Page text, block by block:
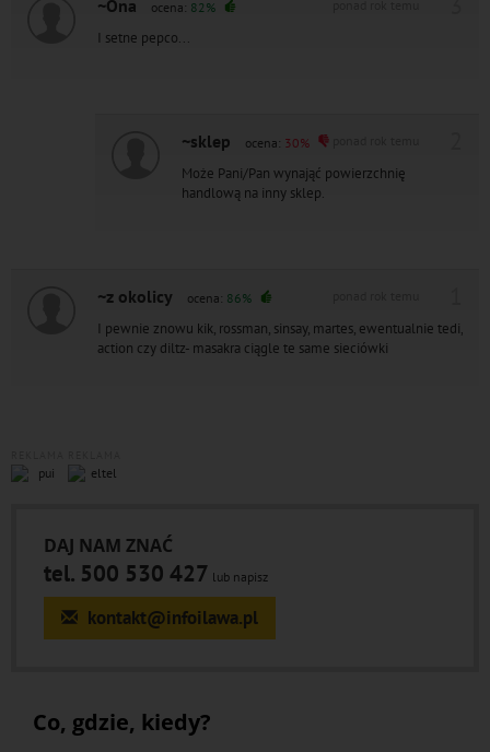
~Ona ocena: 82%
I setne pepco...
~sklep ocena: 30%
Może Pani/Pan wynająć powierzchnię
handlową na inny sklep.
~z okolicy ocena: 86%
I pewnie znowu kik, rossman, sinsay, martes, ewentualnie tedi,
action czy diltz- masakra ciągle te same sieciówki
DAJ NAM ZNAĆ
tel. 500 530 427 lub napisz
kontakt@infoilawa.pl
Co, gdzie, kiedy?